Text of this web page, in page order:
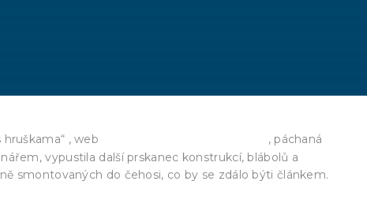
, web
, páchaná
vypustila další prskanec konstrukcí, blábolů a
smontovaných do čehosi, co by se zdálo býti článkem.